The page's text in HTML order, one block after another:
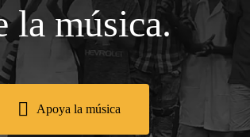
la música.
Apoya la música